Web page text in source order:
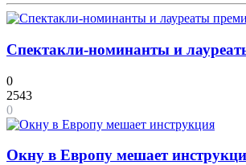
Спектакли-номинанты и
0
2543
0
Окну в Европу мешает